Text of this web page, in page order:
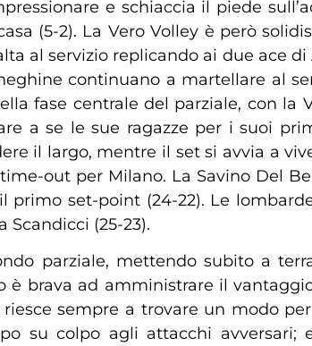
e schiaccia il piede
(5-2). La Vero Volley è però
al servizio replicando ai due ace
continuano a martellare al
fase centrale del parziale, con la
a se le sue ragazze per i suoi
il largo, mentre il set si avvia a
out per Milano. La Savino Del
primo set-point (24-22). Le
Scandicci (25-23).
parziale, mettendo subito a
è brava ad amministrare il
sempre a trovare un modo
su colpo agli attacchi